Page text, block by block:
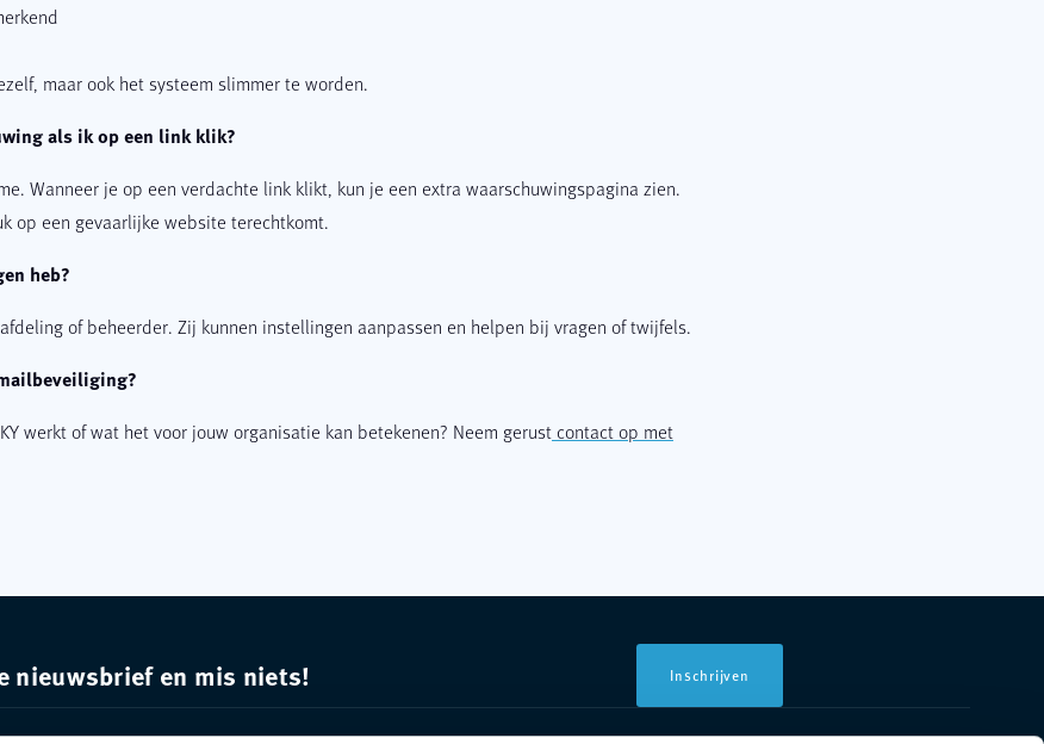
maar ook het systeem slimmer te worden.
als ik op een link klik?
Wanneer je op een verdachte link klikt, kun je een extra waarschuwingspagina zien.
op een gevaarlijke website terechtkomt.
heb?
of beheerder. Zij kunnen instellingen aanpassen en helpen bij vragen of twijfels.
werkt of wat het voor jouw organisatie kan betekenen? Neem gerust contact op met
nieuwsbrief en mis niets! Inschrijven